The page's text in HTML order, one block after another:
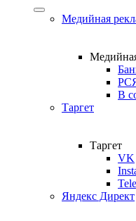
Медийная
В
Таргет
Таргет
VK
Яндекс Директ